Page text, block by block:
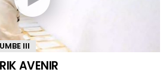
III
AVENIR